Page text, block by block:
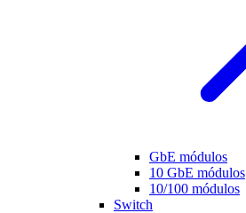
GbE módulos
10 GbE módulos
10/100 módulos
Switch